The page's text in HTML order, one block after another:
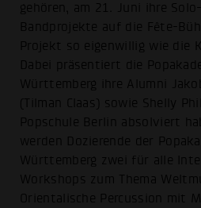
gehören, am 21. Juni ihre
Bandprojekte auf die Fête-
Projekt so eigenwillig wie die
Dabei präsentiert die
Württemberg ihre Alumni
(Tilman Claas) sowie Shelly
Popschule Berlin absolviert
werden Dozierende der
Württemberg zwei für alle
Workshops zum Thema
Orientalische Percussion mit